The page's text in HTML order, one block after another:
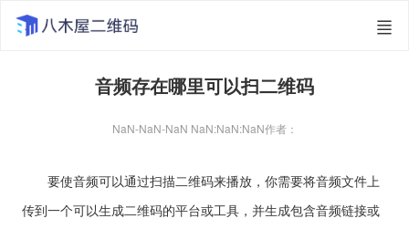
音频存在哪里可以扫二维码
NaN-NaN-NaN NaN:NaN:NaN作者：
要使音频可以通过扫描二维码来播放，你需要将音频文件上
传到一个可以生成二维码的平台或工具，并生成包含音频链接或